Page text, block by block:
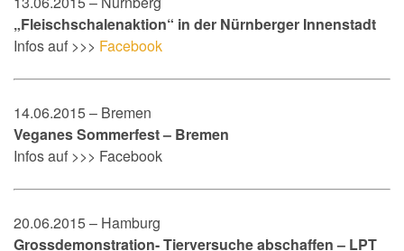
„Fleischschalenaktion“ in der Nürnberger Innenstadt
Infos auf >>> Facebook
14.06.2015 – Bremen
Veganes Sommerfest – Bremen
Infos auf >>> Facebook
20.06.2015 – Hamburg
Grossdemonstration-Tierversuche abschaffen – LPT